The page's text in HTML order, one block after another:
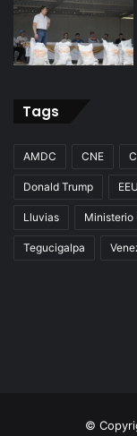
Tags
AMDC CNE
Donald Trump
Lluvias Ministerio
Tegucigalpa
©